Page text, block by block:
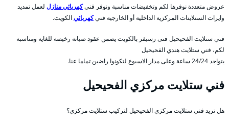
عروض متعددة نوفرها لكم وتخفيضات مناسبة ونوفر فنيكهربائي منازل لعمل تمديد
وايرات الستلايتات المركزية الداخلية أو الخارجية فنيكهربائيالكويت.
فني ستلايت الفحيحيل فنى رسيفر بالكويت يضمن عقود صيانة رخيصة للغاية ومناسبة
لكم، فني ستلايت هندي الفحيحيل
يتواجد 24/24 ساعة وعلى مدار الاسبوع لتكونوا راضين تماما عنا.
فني ستلايت مركزي الفحيحيل
هل تريد فني ستلايت مركزي الفحيحيل لتركيب ستلايت مركزي؟